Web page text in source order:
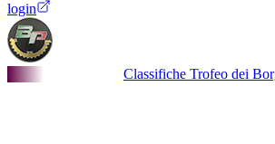
login
Classifiche Trofeo dei Borghi